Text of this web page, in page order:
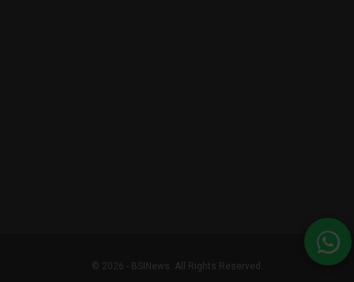
© 2026 - BSINews. All Rights Reserved.